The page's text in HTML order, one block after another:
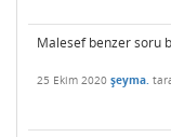
Malesef benzer soru
25 Ekim 2020 şeyma.